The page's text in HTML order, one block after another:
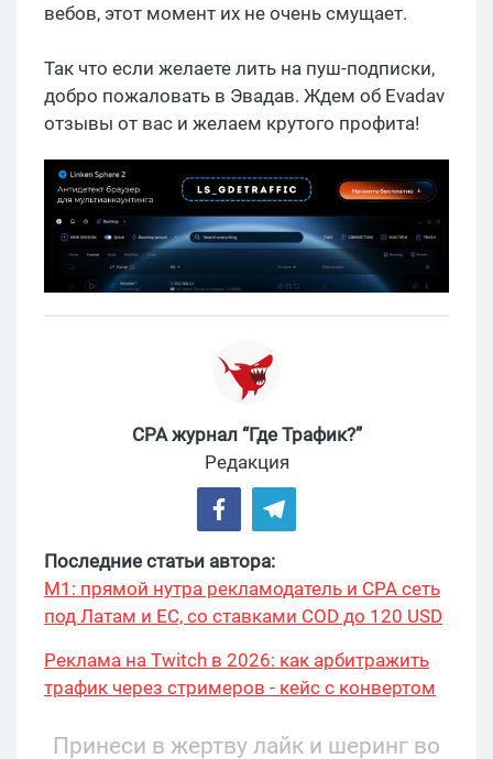
вебов, этот момент их не очень смущает.
Так что если желаете лить на пуш-подписки,
добро пожаловать в Эвадав. Ждем об Evadav
отзывы от вас и желаем крутого профита!
CPA журнал “Где Трафик?”
Редакция
Последние статьи автора:
М1: прямой нутра рекламодатель и CPA сеть
под Латам и ЕС, со ставками COD до 120 USD
Реклама на Twitch в 2026: как арбитражить
трафик через стримеров - кейс с конвертом
Принеси в жертву лайк и шеринг во